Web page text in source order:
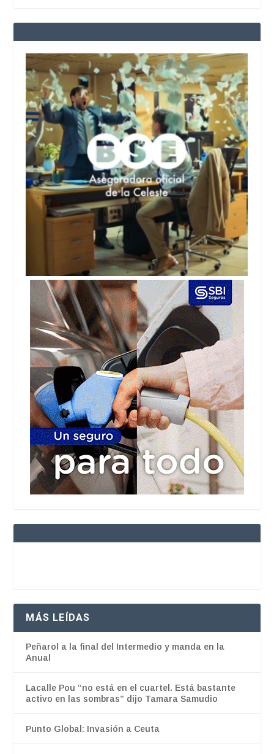
MÁS LEÍDAS
Peñarol a la final del Intermedio y manda en la
Anual
Lacalle Pou “no está en el cuartel. Está bastante
activo en las sombras” dijo Tamara Samudio
Punto Global: Invasión a Ceuta